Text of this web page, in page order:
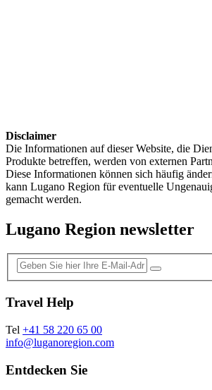
Disclaimer
Die Informationen auf dieser Website, die
Produkte betreffen, werden von externen
Diese Informationen können sich häufig
kann Lugano Region für eventuelle
gemacht werden.
Lugano Region newsletter
Travel Help
Tel +41 58 220 65 00
info@luganoregion.com
Entdecken Sie